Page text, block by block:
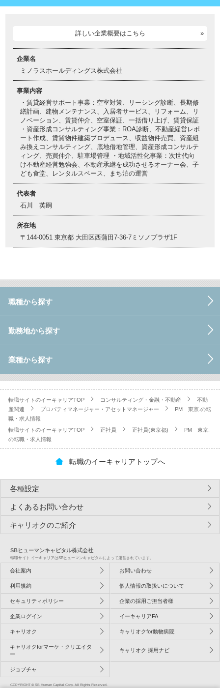
詳しい企業概要はこちら
企業名
ミノラスホールディングス株式会社
事業内容
・賃貸経営サポート事業：空室対策、リーシング診断、長期修
繕計画、建物メンテナンス、入居者サービス、リフォーム、リ
ノベーション、賃貸仲介、空室保証、一括借り上げ、賃貸保証
・資産形成コンサルティング事業：ROA診断、不動産経営レポ
ート作成、賃貸物件建築プロデュース、収益物件売買、資産組
み換えコンサルティング、底地借地管理、資産形成コンサルテ
ィング、売買仲介、駐車場管理 ・地域活性化事業：次世代向
け不動産経営勉強会、不動産承継を成功させるオーナー会、子
ども食堂、レンタルスペース、まち泊の運営
代表者
石川 英嗣
所在地
〒144-0051 東京都 大田区西蒲田7-36-7ミソノプラザ1F
職種から探す
勤務地から探す
業種から探す
転職サイトのイーキャリアTOP コンサルティング・金融・不動産
不動
産関連
プロパティマネージャー・アセットマネージャー
PM 東京.の転
職・求人情報
転職サイトのイーキャリアTOP
正社員 正社員(東京都)
PM 東京.
の転職・求人情報
転職のイーキャリアトップへ
各種設定
よくあるお問い合わせ
キャリオクのご紹介
SBヒューマンキャピタル株式会社
転職サイト イーキャリアはSBヒューマンキャピタルによって運営されています。
会社案内 お問い合わせ
利用規約 個人情報の取扱いについて
セキュリティポリシー 企業の採用ご担当者様
企業ログイン イーキャリアFA
キャリオク キャリオクfor動物病院
キャリオクforマーケ・クリエイタ
ー
キャリオク 採用ナビ
ジョブチャ
COPYRIGHT © SB Human Capital Corp. All Rights Reserved.